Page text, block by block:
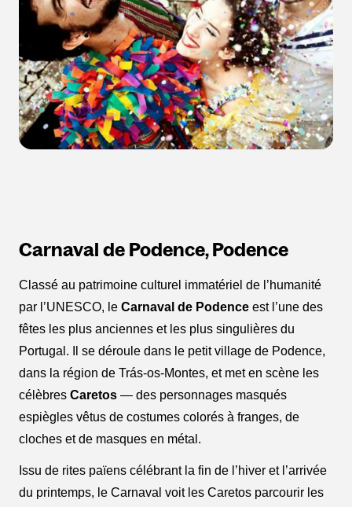
Carnaval de Podence, Podence
Classé au patrimoine culturel immatériel de l’humanité
par l’UNESCO, le Carnaval de Podence est l’une des
fêtes les plus anciennes et les plus singulières du
Portugal. Il se déroule dans le petit village de Podence,
dans la région de Trás-os-Montes, et met en scène les
célèbres Caretos — des personnages masqués
espiègles vêtus de costumes colorés à franges, de
cloches et de masques en métal.
Issu de rites païens célébrant la fin de l’hiver et l’arrivée
du printemps, le Carnaval voit les Caretos parcourir les